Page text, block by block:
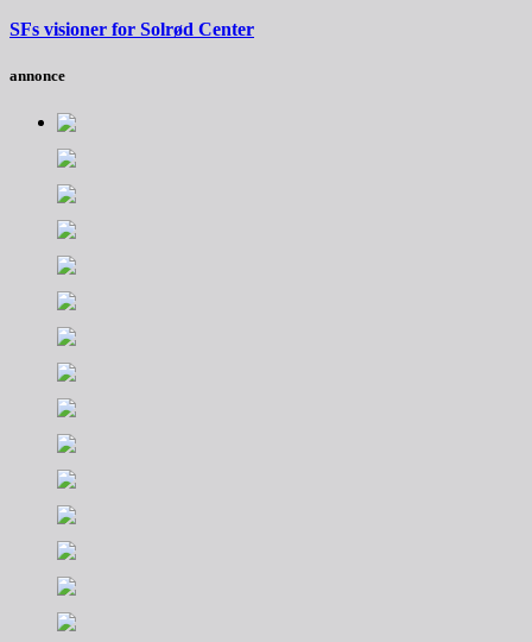
SFs visioner for Solrød Center
annonce